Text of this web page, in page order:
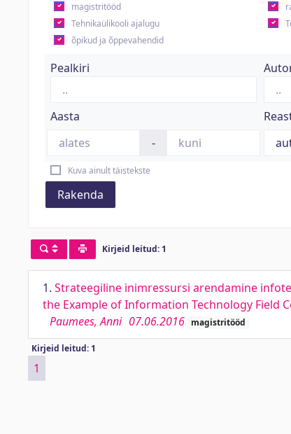
magistritööd
Tehnikaülikooli ajalugu
õpikud ja õppevahendid
Pealkiri
Aasta
-
Kuva ainult täistekste
Rakenda
Kirjeid leitud: 1
1. Strateegiline inimressursi arendamine
the Example of Information Technology Field
Paumees, Anni 07.06.2016 magistritööd
Kirjeid leitud: 1
1